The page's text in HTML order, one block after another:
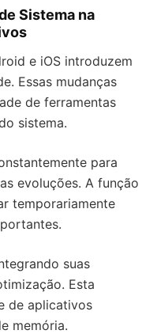
Sistema na
e iOS introduzem
Essas mudanças
de ferramentas
sistema.
para
evoluções. A função
temporariamente
suas
Esta
de aplicativos
memória.